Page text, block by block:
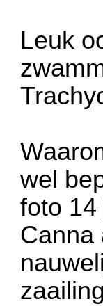
Leuk
wel
foto
Canna